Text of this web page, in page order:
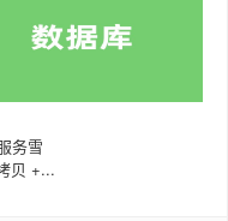
务雪
贝 +...